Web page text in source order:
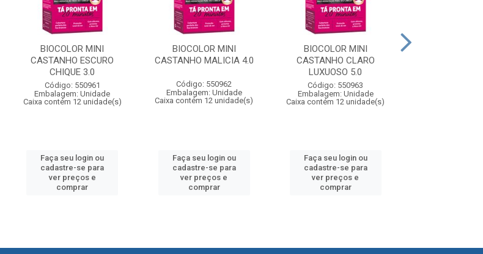
BIOCOLOR MINI
CASTANHO ESCURO
CHIQUE 3.0
Código: 550961
Embalagem: Unidade
Caixa contém 12 unidade(s)
Faça seu login ou
cadastre-se para
ver preços e
comprar
BIOCOLOR MINI
CASTANHO MALICIA 4.0
Código: 550962
Embalagem: Unidade
Caixa contém 12 unidade(s)
Faça seu login ou
cadastre-se para
ver preços e
comprar
BIOCOLOR MINI
CASTANHO CLARO
LUXUOSO 5.0
Código: 550963
Embalagem: Unidade
Caixa contém 12 unidade(s)
Faça seu login ou
cadastre-se para
ver preços e
comprar